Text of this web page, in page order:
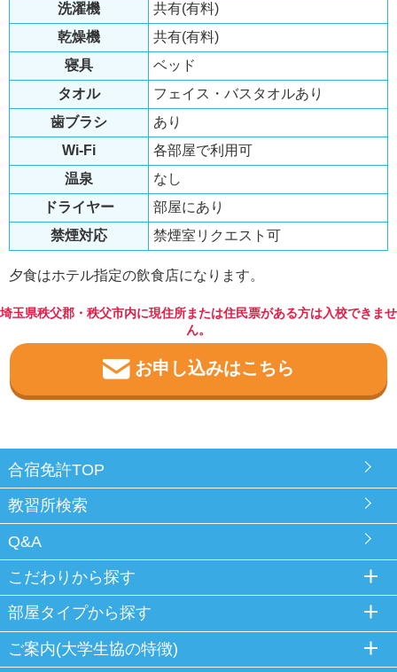
洗濯機
共有(有料)
乾燥機
共有(有料)
寝具
ベッド
タオル
フェイス・バスタオルあり
歯ブラシ
あり
Wi-Fi
各部屋で利用可
温泉
なし
ドライヤー
部屋にあり
禁煙対応
禁煙室リクエスト可
夕食はホテル指定の飲食店になります。
埼玉県秩父郡・秩父市内に現住所または住民票がある方は入校できませ
ん。
お申し込みはこちら
合宿免許TOP
教習所検索
Q&A
こだわりから探す
部屋タイプから探す
ご案内(大学生協の特徴)